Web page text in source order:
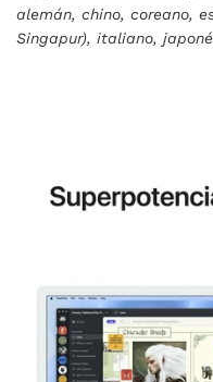
alemán, chino, coreano,
Singapur), italiano,